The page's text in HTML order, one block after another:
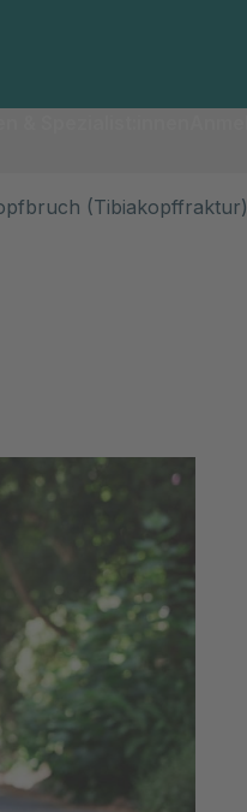
(Tibiakopffraktur)